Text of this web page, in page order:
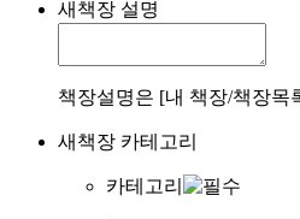
새책장 설명
책장설명은 [내 책장/책장목
새책장 카테고리
카테고리